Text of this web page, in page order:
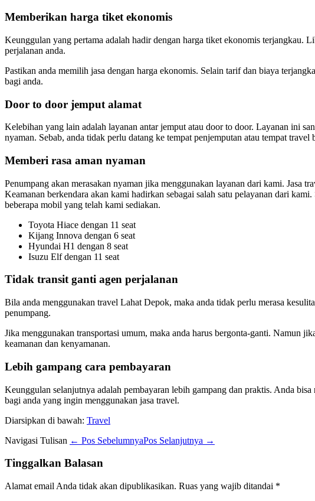
Memberikan harga tiket ekonomis
Keunggulan yang pertama adalah hadir dengan harga tiket ekonomis terjangkau.
perjalanan anda.
Pastikan anda memilih jasa dengan harga ekonomis. Selain tarif dan biaya
bagi anda.
Door to door jemput alamat
Kelebihan yang lain adalah layanan antar jemput atau door to door. Layanan ini
nyaman. Sebab, anda tidak perlu datang ke tempat penjemputan atau tempat
Memberi rasa aman nyaman
Penumpang akan merasakan nyaman jika menggunakan layanan dari kami. Jasa
Keamanan berkendara akan kami hadirkan sebagai salah satu pelayanan dari
beberapa mobil yang telah kami sediakan.
Toyota Hiace dengan 11 seat
Kijang Innova dengan 6 seat
Hyundai H1 dengan 8 seat
Isuzu Elf dengan 11 seat
Tidak transit ganti agen perjalanan
Bila anda menggunakan travel Lahat Depok, maka anda tidak perlu merasa
penumpang.
Jika menggunakan transportasi umum, maka anda harus bergonta-ganti. Namun
keamanan dan kenyamanan.
Lebih gampang cara pembayaran
Keunggulan selanjutnya adalah pembayaran lebih gampang dan praktis. Anda
bagi anda yang ingin menggunakan jasa travel.
Diarsipkan di bawah: Travel
Navigasi Tulisan ← Pos SebelumnyaPos Selanjutnya →
Tinggalkan Balasan
Alamat email Anda tidak akan dipublikasikan. Ruas yang wajib ditandai *